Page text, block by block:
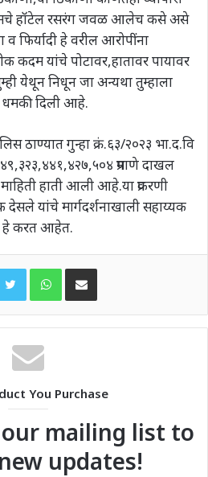
हॉटेल रसरंग जवळ आलेच कसे असे
व फिर्यादी हे वरील आरोपींना
कदम यांचे पोटावर,हातावर पायावर
येथून निधून जा अन्यथा तुम्हाला
धमकी दिली आहे.
ठाण्यात गुन्हा क्रं.६३/२०२३ भा.द.वि
प्रमाणे दाखल
हाती आली आहे.या प्रकरणी
देसले यांचे मार्गदर्शनाखाली सहाय्यक
हे करत आहेत.
WhatsAppShare via Email
You Purchase
mailing list to
updates!